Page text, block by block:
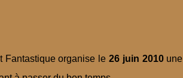
Fantastique organise le 26 juin 2010une